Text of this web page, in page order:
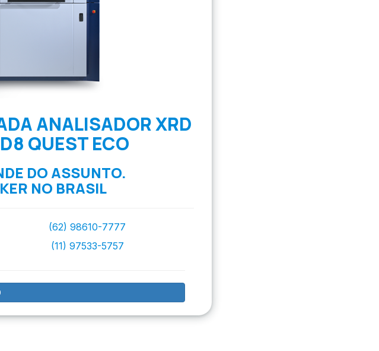
ANALISADOR XRD
QUEST ECO
DO ASSUNTO.
NO BRASIL
(62) 98610-7777
(11) 97533-5757